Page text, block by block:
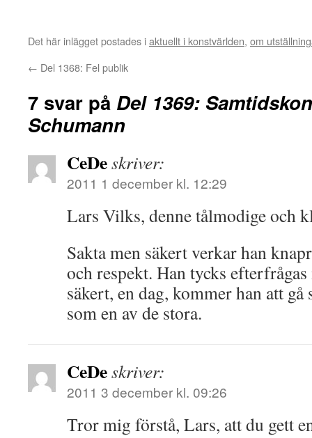
Det här inlägget postades iaktuellt i konstvärlden, om
← Del 1368: Fel publik
7 svar på Del 1369:
Schumann
CeDeskriver:
2011 1 december kl. 12:29
Lars Vilks, denne tålmodige och
Sakta men säkert verkar han
och respekt. Han tycks
säkert, en dag, kommer han att
som en av de stora.
CeDeskriver:
2011 3 december kl. 09:26
Tror mig förstå, Lars, att du gett